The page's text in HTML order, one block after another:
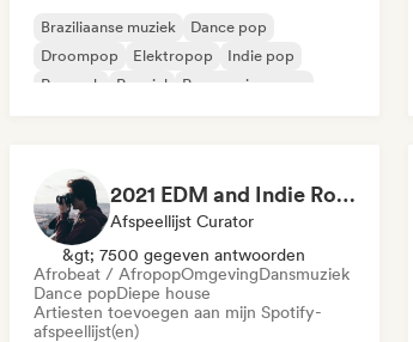
Braziliaanse muziek
Dance pop
Droompop
Elektropop
Indie pop
Poprock
Popziel Progressieve pop
2021 EDM and Indie Rock
Afspeellijst Curator
&gt; 7500 gegeven antwoorden
Afrobeat / AfropopOmgevingDansmuziek
Dance popDiepe house
Artiesten toevoegen aan mijn Spotify-
afspeellijst(en)